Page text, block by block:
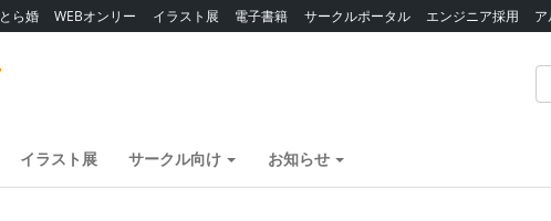
とら婚 WEBオンリー イラスト展 電子書籍 サークルポータル エンジニア採用
イラスト展 サークル向け お知らせ